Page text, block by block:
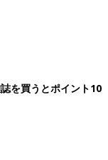
ことを1番に考え
術だけです。」っ
げられる、麻酔打
を買うとポイント10